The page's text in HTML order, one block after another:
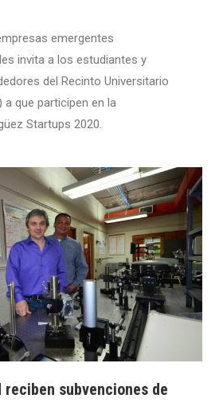
emergentes
invita a los estudiantes y
del Recinto Universitario
a que participen en la
Startups 2020.
reciben subvenciones de